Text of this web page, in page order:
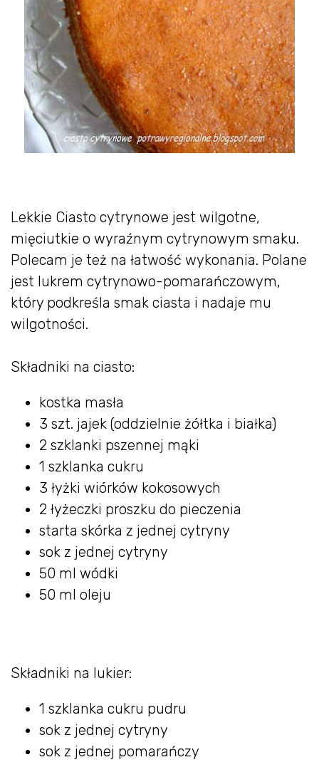
Lekkie Ciasto cytrynowe jest wilgotne,
mięciutkie o wyraźnym cytrynowym smaku.
Polecam je też na łatwość wykonania. Polane
jest lukrem cytrynowo-pomarańczowym,
który podkreśla smak ciasta i nadaje mu
wilgotności.
Składniki na ciasto:
kostka masła
3 szt. jajek (oddzielnie żółtka i białka)
2 szklanki pszennej mąki
1 szklanka cukru
3 łyżki wiórków kokosowych
2 łyżeczki proszku do pieczenia
starta skórka z jednej cytryny
sok z jednej cytryny
50 ml wódki
50 ml oleju
Składniki na lukier:
1 szklanka cukru pudru
sok z jednej cytryny
sok z jednej pomarańczy